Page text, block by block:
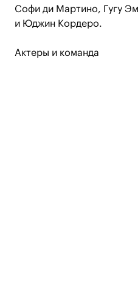
Софи ди Мартино, Гугу
и Юджин Кордеро.
Актеры и команда